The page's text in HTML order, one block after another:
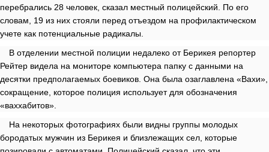
перебрались 28 человек, сказал местный полицейский. По его
словам, 19 из них стояли перед отъездом на профилактическом
учете как потенциальные радикалы.
В отделении местной полиции недалеко от Берикея репортер
Рейтер видела на мониторе компьютера папку с данными на
десятки предполагаемых боевиков. Она была озаглавлена «Вахи»,
сокращение, которое полиция использует для обозначения
«ваххабитов».
На некоторых фотографиях были видны группы молодых
бородатых мужчин из Берикея и близлежащих сел, которые